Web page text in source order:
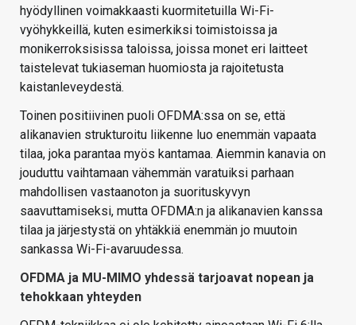
hyödyllinen voimakkaasti kuormitetuilla Wi-Fi-
vyöhykkeillä, kuten esimerkiksi toimistoissa ja
monikerroksisissa taloissa, joissa monet eri laitteet
taistelevat tukiaseman huomiosta ja rajoitetusta
kaistanleveydestä.
Toinen positiivinen puoli OFDMA:ssa on se, että
alikanavien strukturoitu liikenne luo enemmän vapaata
tilaa, joka parantaa myös kantamaa. Aiemmin kanavia on
jouduttu vaihtamaan vähemmän varatuiksi parhaan
mahdollisen vastaanoton ja suorituskyvyn
saavuttamiseksi, mutta OFDMA:n ja alikanavien kanssa
tilaa ja järjestystä on yhtäkkiä enemmän jo muutoin
sankassa Wi-Fi-avaruudessa.
OFDMA ja MU-MIMO yhdessä tarjoavat nopean ja
tehokkaan yhteyden